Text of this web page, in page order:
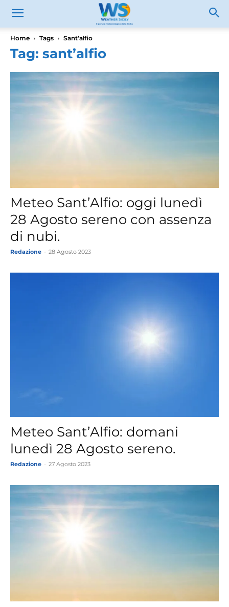
Home Tags Sant’alfio
Tag: sant’alfio
Meteo Sant’Alfio: oggi lunedì
28 Agosto sereno con assenza
di nubi.
Redazione 28 Agosto 2023
Meteo Sant’Alfio: domani
lunedì 28 Agosto sereno.
Redazione 27 Agosto 2023